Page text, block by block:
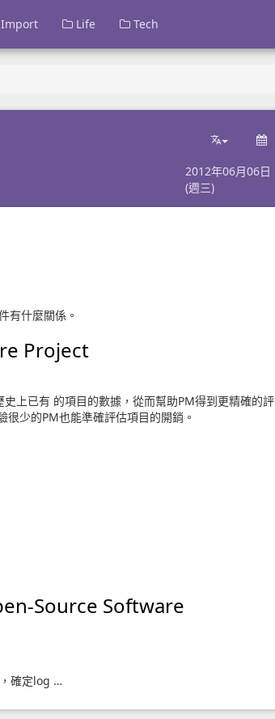
Import Life Tech
2012年06月06日
(週三)
有什麼關係。
Project
上已有 的項目的數據，從而幫助PM得到更精確的評
少的PM也能準確評估項目的開銷。
Source Software
確定log …